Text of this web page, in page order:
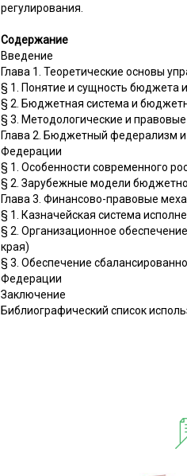
регулирования.
Содержание
Введение
Глава 1. Теоретические основы
§ 1. Понятие и сущность бюджета
§ 2. Бюджетная система и
§ 3. Методологические и
Глава 2. Бюджетный федерализм
Федерации
§ 1. Особенности современного
§ 2. Зарубежные модели
Глава 3. Финансово-правовые
§ 1. Казначейская система
§ 2. Организационное
края)
§ 3. Обеспечение
Федерации
Заключение
Библиографический список